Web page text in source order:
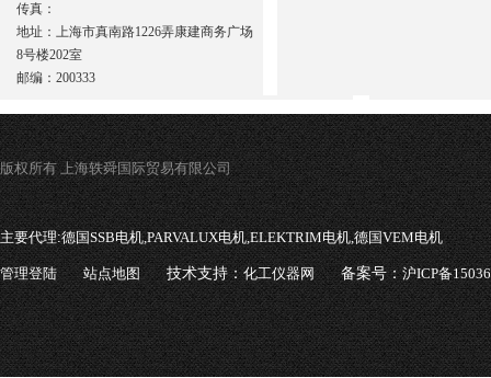
传真：
地址：上海市真南路1226弄康建商务广场
8号楼202室
邮编：200333
版权所有 上海轶舜国际贸易有限公司
主要代理:德国SSB电机,PARVALUX电机,ELEKTRIM电机,德国VEM电机
管理登陆 站点地图 技术支持：化工仪器网 备案号：沪ICP备